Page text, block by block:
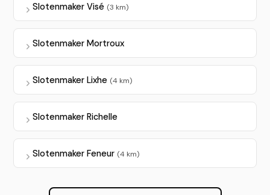
Slotenmaker Visé (3 km)
Slotenmaker Mortroux
Slotenmaker Lixhe (4 km)
Slotenmaker Richelle
Slotenmaker Feneur (4 km)